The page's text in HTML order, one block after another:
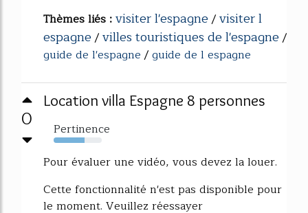
Thèmes liés :visiter l'espagne/visiter l
espagne/villes touristiques de l'espagne/
guide de l'espagne/guide de l espagne
0
Location villa Espagne 8 personnes
Pertinence
64%
Pour évaluer une vidéo, vous devez la louer.
Cette fonctionnalité n'est pas disponible pour
le moment. Veuillez réessayer